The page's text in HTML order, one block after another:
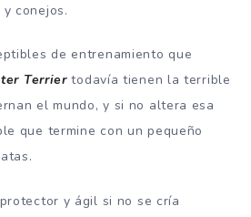
conejos.
de entrenamiento que
Terriertodavía tienen la terrible
el mundo, y si no altera esa
que termine con un pequeño
y ágil si no se cría